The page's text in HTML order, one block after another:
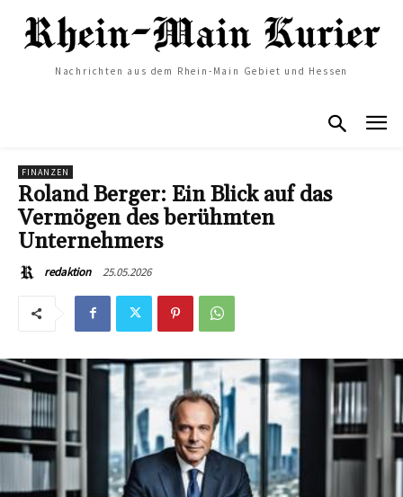
Nachrichten aus dem Rhein-Main Gebiet und Hessen
FINANZEN
Roland Berger: Ein Blick auf das
Vermögen des berühmten
Unternehmers
redaktion 25.05.2026